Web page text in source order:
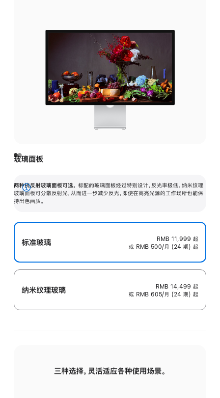
玻璃面板
两种抗反射玻璃面板可选。 标配的玻璃面板经过特别设计，反光率极低。纳米纹理
玻璃面板可分散反射光，从而进一步减少反光，即使在高亮光源的工作场所也能保
持出色画质。
展
开
标准玻璃 RMB 11,999 起
或 RMB 500/月 (24 期) 起
纳米纹理玻璃 RMB 14,499 起
或 RMB 605/月 (24 期) 起
三种选择，灵活适应各种使用场景。